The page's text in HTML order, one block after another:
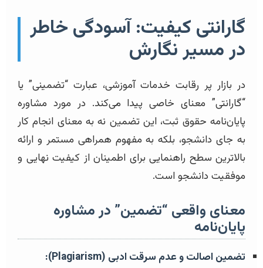
گارانتی کیفیت: آسودگی خاطر
در مسیر نگارش
در بازار پر رقابت خدمات آموزشی، عبارت “تضمینی” یا
“گارانتی” معنای خاصی پیدا می‌کند. در مورد مشاوره
پایان‌نامه حقوق ثبت، این تضمین نه به معنای انجام کار
به جای دانشجو، بلکه به مفهوم همراهی مستمر و ارائه
بالاترین سطح راهنمایی برای اطمینان از کیفیت نهایی و
موفقیت دانشجو است.
معنای واقعی “تضمین” در مشاوره
پایان‌نامه
تضمین اصالت و عدم سرقت ادبی (Plagiarism):